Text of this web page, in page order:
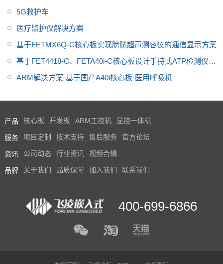
处理器设计，主频最高1.8GHz，
ARM Cortex-A53架构。IMX8开
发板是一款高性能，低功耗产
8M mini方案定制，请联系飞凌嵌
5G救护车
医疗监护仪解决方案
基于FETMX6Q-C核心板实现膀胱超声测容仪的通信显示方案
基于FET4418-C、FETA40i-C核心板设计手持式ATP检测仪方
案
ARM解决方案-基于国产A40i核心板-医用呼吸机
产品 核心板 开发板 ARM工控机 显控一体机
服务 项目定制 技术支持 售后服务 官方论坛
资讯 公司动态 行业资讯 视频合辑
品牌 关于我们 品质保障 加入我们 联系我们
400-699-6866